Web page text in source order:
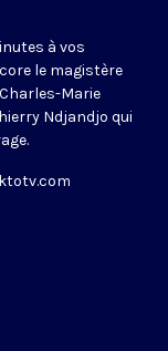
à vos
le magistère
Marie
Ndjandjo qui